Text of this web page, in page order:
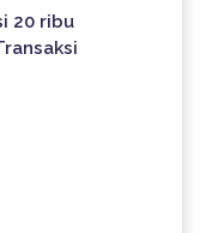
20 ribu